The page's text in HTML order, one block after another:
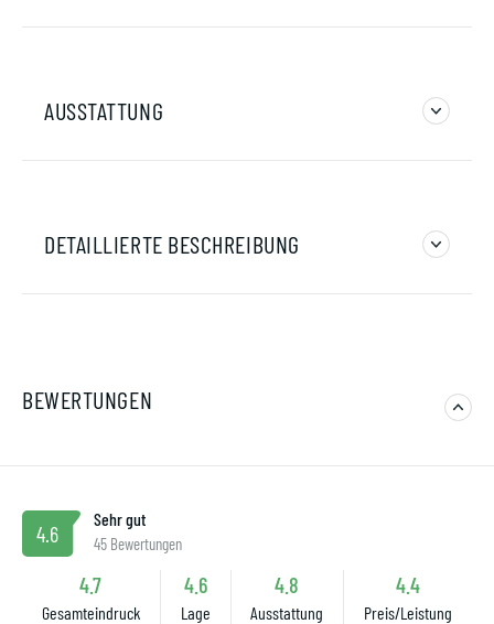
AUSSTATTUNG
DETAILLIERTE BESCHREIBUNG
BEWERTUNGEN
4.6
Sehr gut
45 Bewertungen
4.7
Gesamteindruck
4.6
Lage
4.8
Ausstattung
4.4
Preis/Leistung